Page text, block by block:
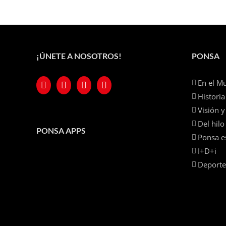
¡ÚNETE A NOSOTROS!
PONSA APPS
PONSA
En el
Historia
Visión
Del
Ponsa
I+D+i